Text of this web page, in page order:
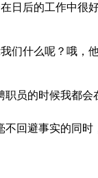
日后的工作中很
们什么呢？哦，
员的时候我都
回避事实的同